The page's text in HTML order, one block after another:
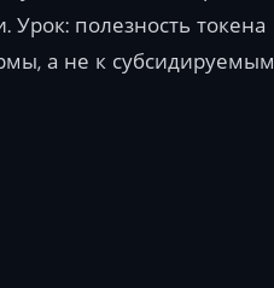
Урок: полезность токена
а не к субсидируемым